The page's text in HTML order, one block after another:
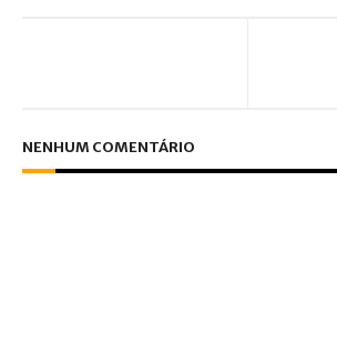
NENHUM COMENTÁRIO